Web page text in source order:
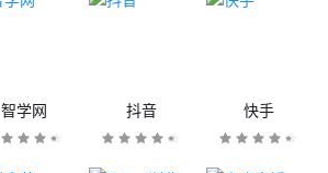
智学网 抖音 快手